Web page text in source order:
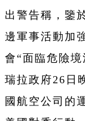
出警告稱，鑒
邊軍事活動加
會“面臨危險
瑞拉政府26日
國航空公司的